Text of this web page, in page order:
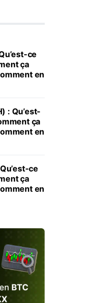
ce
ça
en
: Qu’est-
ça
en
ce
ça
en